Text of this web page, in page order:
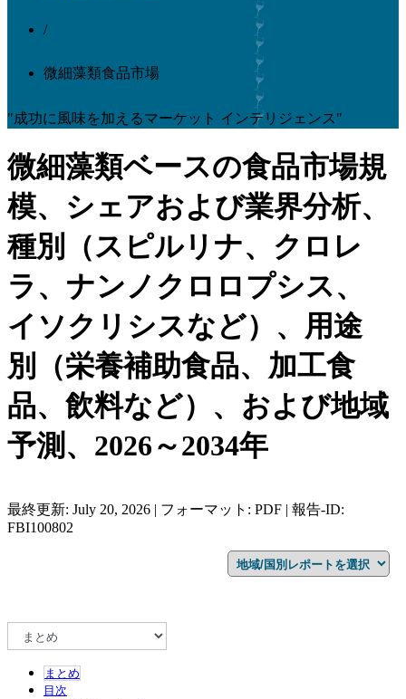
/
微細藻類食品市場
"成功に風味を加えるマーケット インテリジェンス"
微細藻類ベースの食品市場規
模、シェアおよび業界分析、
種別（スピルリナ、クロレ
ラ、ナンノクロロプシス、
イソクリシスなど）、用途
別（栄養補助食品、加工食
品、飲料など）、および地域
予測、2026～2034年
最終更新: July 20, 2026 | フォーマット: PDF | 報告-ID:
FBI100802
まとめ
目次